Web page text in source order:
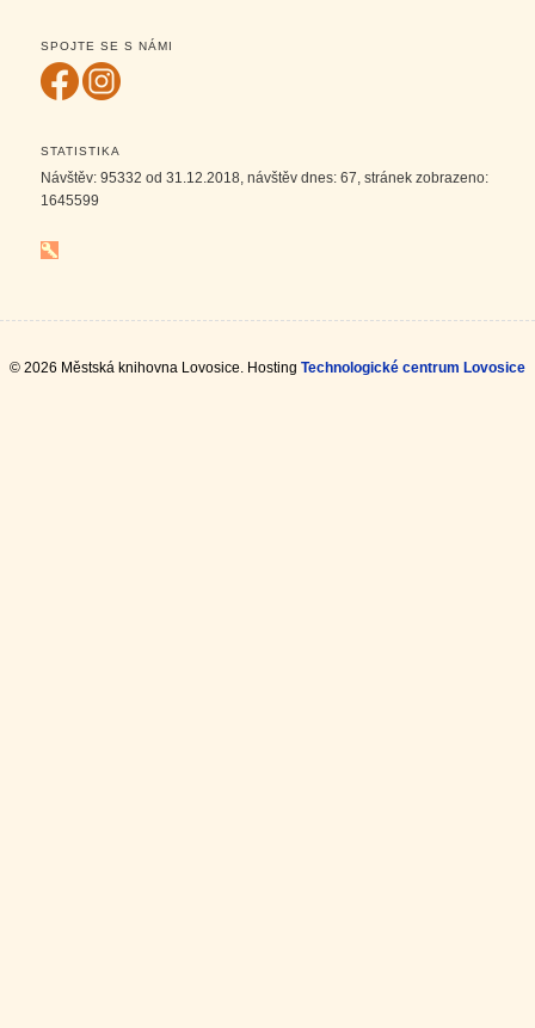
SPOJTE SE S NÁMI
STATISTIKA
Návštěv:95332 od 31.12.2018, návštěv dnes:67 , stránek zobrazeno:
1645599
© 2026 Městská knihovna Lovosice. Hosting Technologické centrum Lovosice